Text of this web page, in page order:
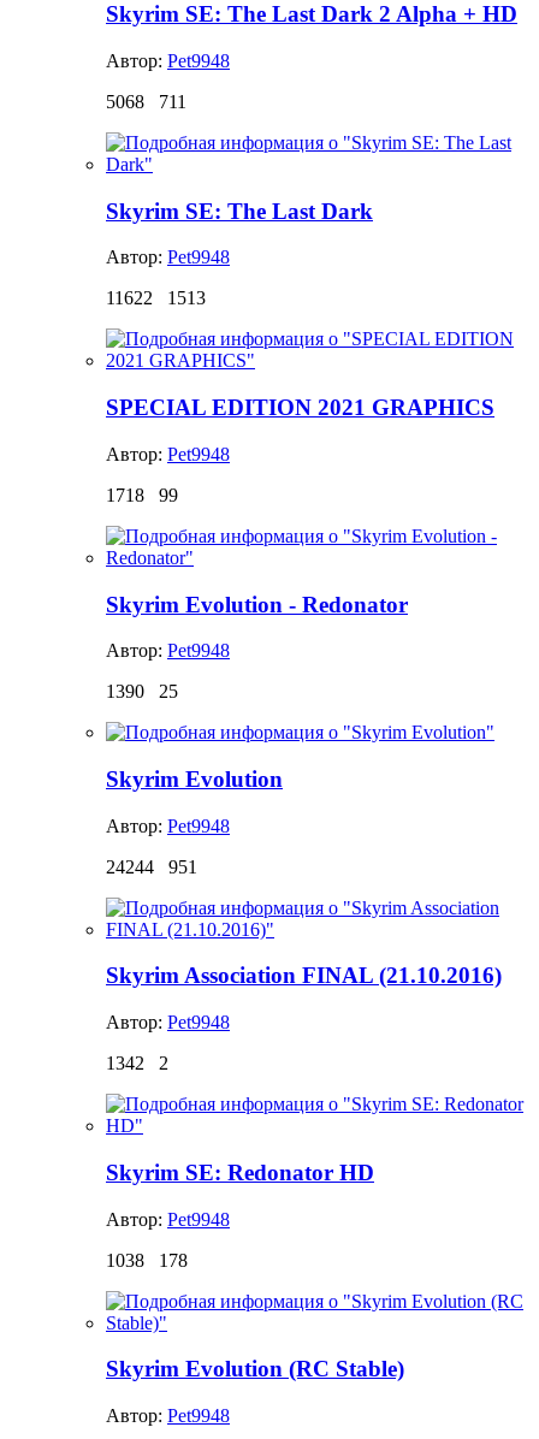
Skyrim SE: The Last Dark 2 Alpha + HD
Автор: Pet9948
5068
711
Skyrim SE: The Last Dark
Автор: Pet9948
11622
1513
SPECIAL EDITION 2021 GRAPHICS
Автор: Pet9948
1718
99
Skyrim Evolution - Redonator
Автор: Pet9948
1390
25
Skyrim Evolution
Автор: Pet9948
24244
951
Skyrim Association FINAL (21.10.2016)
Автор: Pet9948
1342
2
Skyrim SE: Redonator HD
Автор: Pet9948
1038
178
Skyrim Evolution (RC Stable)
Автор: Pet9948